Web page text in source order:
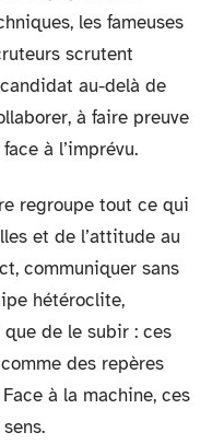
les fameuses
scrutent
au-delà de
à faire preuve
à l’imprévu.
regroupe tout ce qui
et de l’attitude au
communiquer sans
hétéroclite,
de le subir : ces
des repères
à la machine, ces